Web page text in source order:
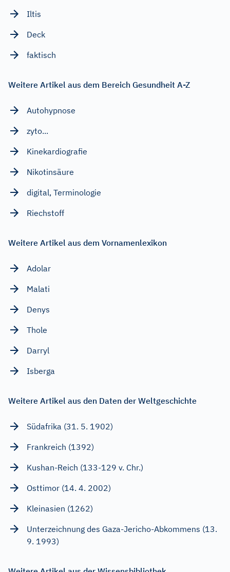
Iltis
Deck
faktisch
Weitere Artikel aus dem Bereich Gesundheit A-Z
Autohypnose
zyto...
Kinekardiografie
Nikotinsäure
digital, Terminologie
Riechstoff
Weitere Artikel aus dem Vornamenlexikon
Adolar
Malati
Denys
Thole
Darryl
Isberga
Weitere Artikel aus den Daten der Weltgeschichte
Südafrika (31. 5. 1902)
Frankreich (1392)
Kushan-Reich (133-129 v. Chr.)
Osttimor (14. 4. 2002)
Kleinasien (1262)
Unterzeichnung des Gaza-Jericho-Abkommens (13.
9. 1993)